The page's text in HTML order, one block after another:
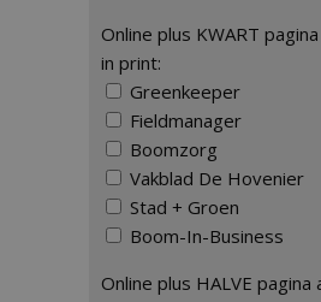
Online plus KWART
in print:
Greenkeeper
Fieldmanager
Boomzorg
Vakblad De Hovenier
Stad + Groen
Boom-In-Business
Online plus HALVE